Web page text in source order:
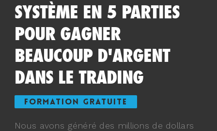
SYSTÈME EN 5 PARTIES
POUR GAGNER
BEAUCOUP D'ARGENT
DANS LE TRADING
FORMATION GRATUITE
Nous avons généré des millions de dollars